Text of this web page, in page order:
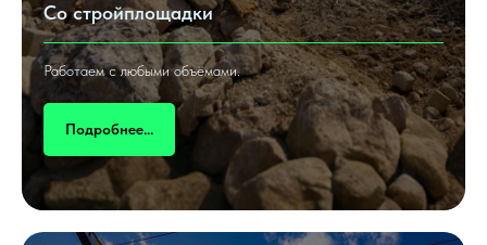
Со стройплощадки
Работаем с любыми объёмами.
Подробнее...